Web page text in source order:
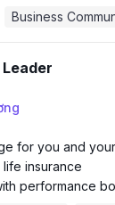
Business
for you and
insurance
performance